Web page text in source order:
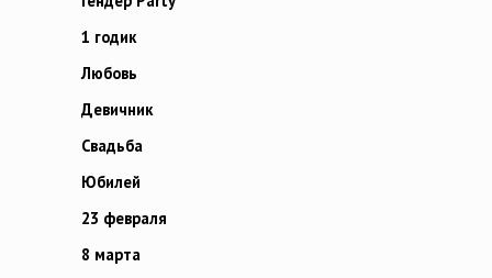
1 годик
Любовь
Девичник
Свадьба
Юбилей
23 февраля
8 марта